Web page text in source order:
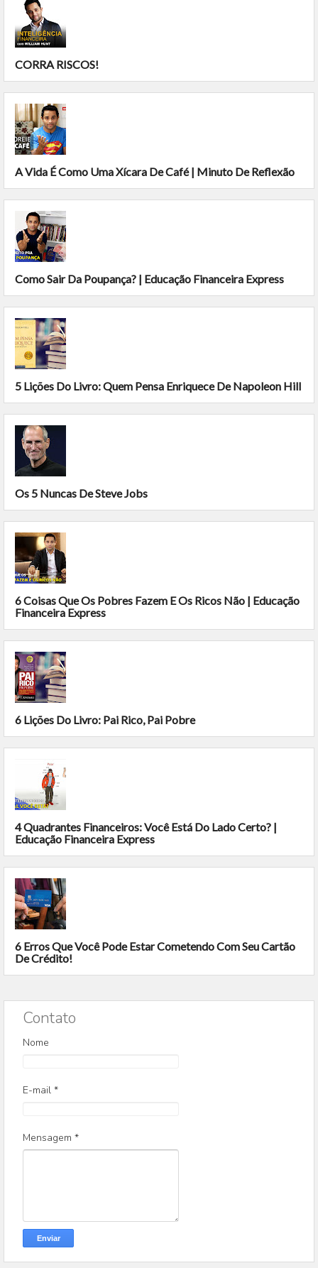
CORRA RISCOS!
A Vida É Como Uma Xícara De Café | Minuto De Reflexão
Como Sair Da Poupança? | Educação Financeira Express
5 Lições Do Livro: Quem Pensa Enriquece De Napoleon Hill
Os 5 Nuncas De Steve Jobs
6 Coisas Que Os Pobres Fazem E Os Ricos Não | Educação
Financeira Express
6 Lições Do Livro: Pai Rico, Pai Pobre
4 Quadrantes Financeiros: Você Está Do Lado Certo? |
Educação Financeira Express
6 Erros Que Você Pode Estar Cometendo Com Seu Cartão
De Crédito!
Contato
Nome
E-mail *
Mensagem *